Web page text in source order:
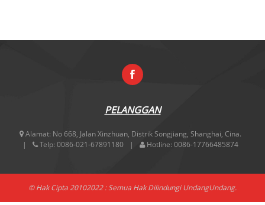
PELANGGAN
Alamat: No 668, Jalan Xinzhuan, Distrik Songjiang, Shanghai, Cina.
Telp: 0086-021-67891180 Hotline: 0086-17766485874
© Hak Cipta 20102022 : Semua Hak Dilindungi UndangUndang.